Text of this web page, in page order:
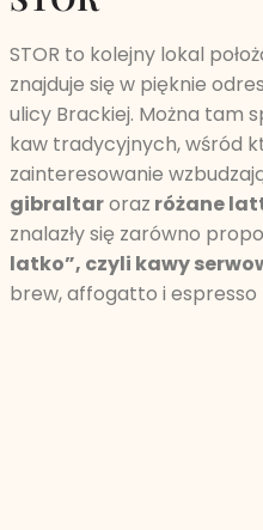
STOR to kolejny lokal
znajduje się w pięknie
ulicy Brackiej. Można tam
kaw tradycyjnych, wśród
zainteresowanie
gibraltaroraz różane
znalazły się zarówno
latko”, czyli kawy
brew, affogatto i espresso